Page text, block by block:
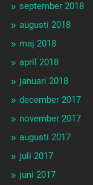
september 2018
augusti 2018
maj 2018
april 2018
januari 2018
december 2017
november 2017
augusti 2017
juli 2017
juni 2017